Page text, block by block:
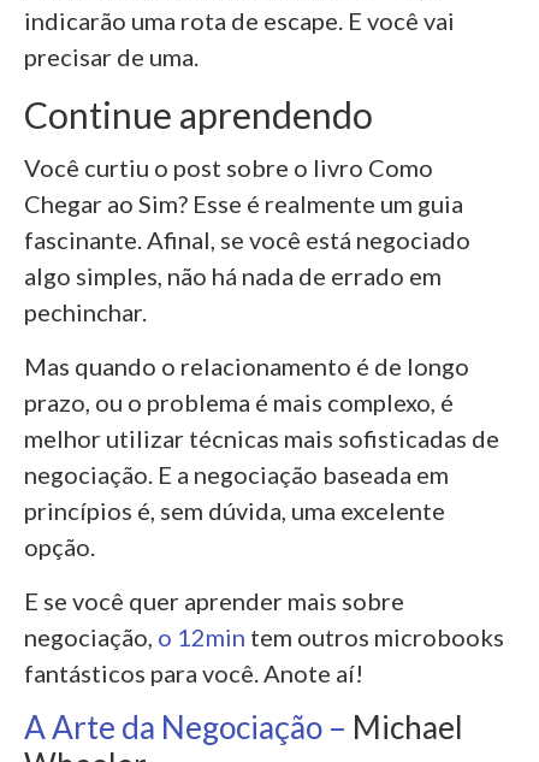
indicarão uma rota de escape. E você vai
precisar de uma.
Continue aprendendo
Você curtiu o post sobre o livro Como
Chegar ao Sim? Esse é realmente um guia
fascinante. Afinal, se você está negociado
algo simples, não há nada de errado em
pechinchar.
Mas quando o relacionamento é de longo
prazo, ou o problema é mais complexo, é
melhor utilizar técnicas mais sofisticadas de
negociação. E a negociação baseada em
princípios é, sem dúvida, uma excelente
opção.
E se você quer aprender mais sobre
negociação, o 12min tem outros microbooks
fantásticos para você. Anote aí!
A Arte da Negociação – Michael